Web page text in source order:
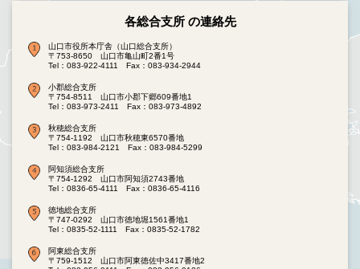
各総合支所 の連絡先
山口市役所本庁舎（山口総合支所）
〒753-8650 山口市亀山町2番1号
Tel：083-922-4111
Fax：083-934-2944
小郡総合支所
〒754-8511 山口市小郡下郷609番地1
Tel：083-973-2411
Fax：083-973-4892
秋穂総合支所
〒754-1192 山口市秋穂東6570番地
Tel：083-984-2121
Fax：083-984-5299
阿知須総合支所
〒754-1292 山口市阿知須2743番地
Tel：0836-65-4111
Fax：0836-65-4116
徳地総合支所
〒747-0292 山口市徳地堀1561番地1
Tel：0835-52-1111
Fax：0835-52-1782
阿東総合支所
〒759-1512 山口市阿東徳佐中3417番地2